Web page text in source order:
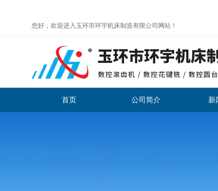
您好，欢迎进入玉环市环宇机床制造有限公司网站！
首页 公司简介 新